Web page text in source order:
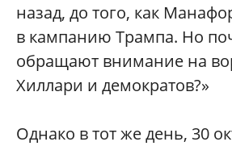
назад, до того, как
в кампанию Трампа. Но
обращают внимание на
Хиллари и демократов?»
Однако в тот же день, 30